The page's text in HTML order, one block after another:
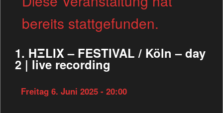
bereits stattgefunden.
1. HΞLIX – FESTIVAL / Köln – day
2 | live recording
Freitag 6. Juni 2025 - 20:00